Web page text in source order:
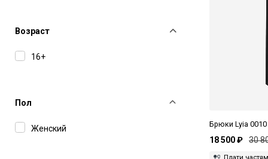
Возраст
16+
Пол
Женский Брюки Lyia
18 500 ₽ 30
Плати